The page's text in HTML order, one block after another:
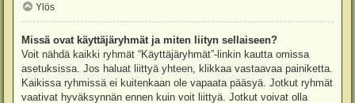
Ylös
Missä ovat käyttäjäryhmät ja miten liityn sellaiseen?
Voit nähdä kaikki ryhmät “Käyttäjäryhmät”-linkin kautta omissa
asetuksissa. Jos haluat liittyä yhteen, klikkaa vastaavaa painiketta.
Kaikissa ryhmissä ei kuitenkaan ole vapaata pääsyä. Jotkut ryhmät
vaativat hyväksynnän ennen kuin voit liittyä. Jotkut voivat olla